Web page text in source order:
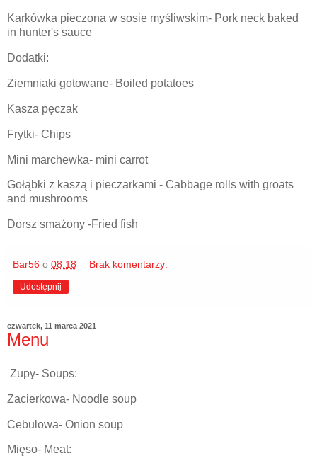
Karkówka pieczona w sosie myśliwskim- Pork neck baked
in hunter's sauce
Dodatki:
Ziemniaki gotowane- Boiled potatoes
Kasza pęczak
Frytki- Chips
Mini marchewka- mini carrot
Gołąbki z kaszą i pieczarkami - Cabbage rolls with groats
and mushrooms
Dorsz smażony -Fried fish
Bar56 o 08:18 Brak komentarzy:
Udostępnij
czwartek, 11 marca 2021
Menu
Zupy- Soups:
Zacierkowa- Noodle soup
Cebulowa- Onion soup
Mięso- Meat: